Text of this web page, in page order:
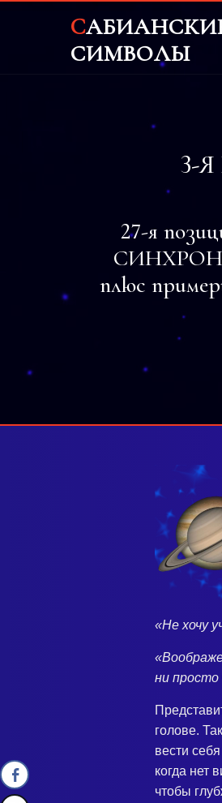
CАБИАНСКИЕ
СИМВОЛЫ
3-
27-я
плюс
«Не хочу
ни просто
голове.
вести
когда нет
чтобы